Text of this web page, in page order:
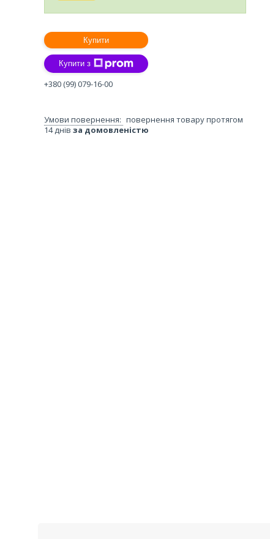
Купити
Купити з
+380 (99) 079-16-00
повернення товару протягом
14 днів за домовленістю